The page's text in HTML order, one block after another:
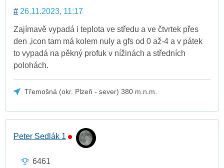
# 26.11.2023, 11:17
Zajímavě vypadá i teplota ve středu a ve čtvrtek přes
den ,icon tam má kolem nuly a gfs od 0 až-4 a v pátek
to vypadá na pěkný profuk v nížinách a středních
polohách.
Třemošná (okr. Plzeň - sever) 380 m.n.m.
Peter Sedlák 1
6461